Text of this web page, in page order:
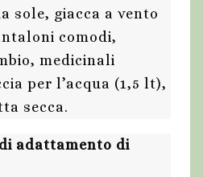
sole, giacca a vento
comodi,
medicinali
per l’acqua (1,5 lt),
secca.
adattamento di